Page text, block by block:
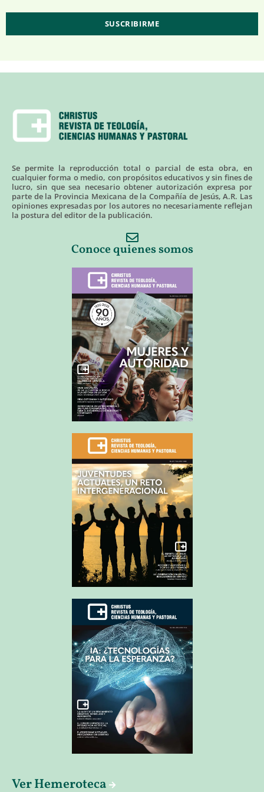
Se permite la reproducción total o parcial de esta obra, en
cualquier forma o medio, con propósitos educativos y sin fines de
lucro, sin que sea necesario obtener autorización expresa por
parte de la Provincia Mexicana de la Compañía de Jesús, A.R. Las
opiniones expresadas por los autores no necesariamente reflejan
la postura del editor de la publicación.
Conoce quienes somos
Ver Hemeroteca